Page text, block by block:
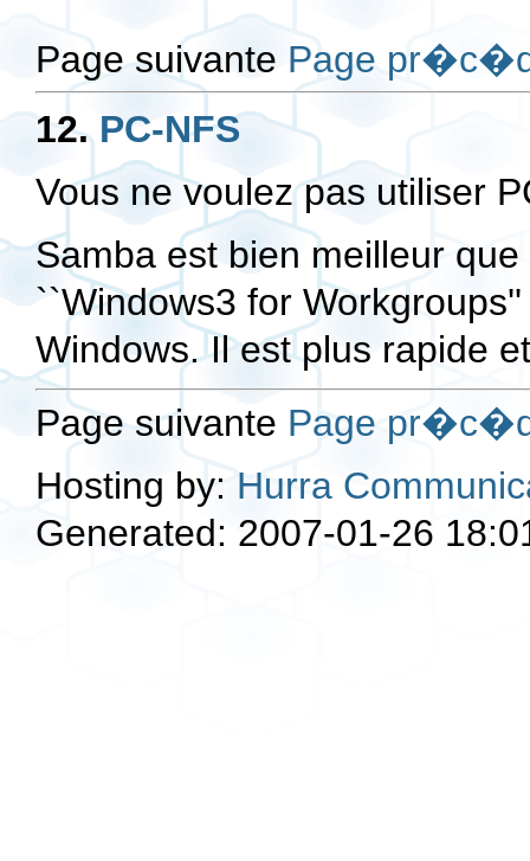
Page suivante Page
12. PC-NFS
Vous ne voulez pas utiliser
Samba est bien meilleur
``Windows3 for
Windows. Il est plus rapide
Page suivante Page
Hosting by: Hurra
Generated: 2007-01-26